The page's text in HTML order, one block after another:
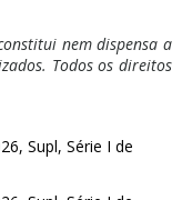
nem dispensa a
Todos os direitos
Supl, Série I de